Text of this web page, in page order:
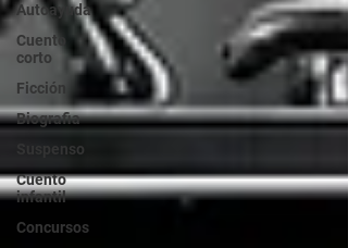
Autoayuda
Cuento
corto
Ficción
Biografia
Suspenso
Cuento
infantil
Concursos